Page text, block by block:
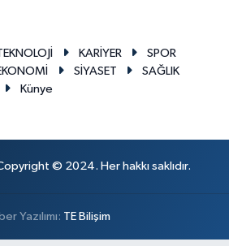
KARİYER
SPOR
SİYASET
SAĞLIK
Künye
© 2024. Her hakkı saklıdır.
Yazılımı: TE Bilişim